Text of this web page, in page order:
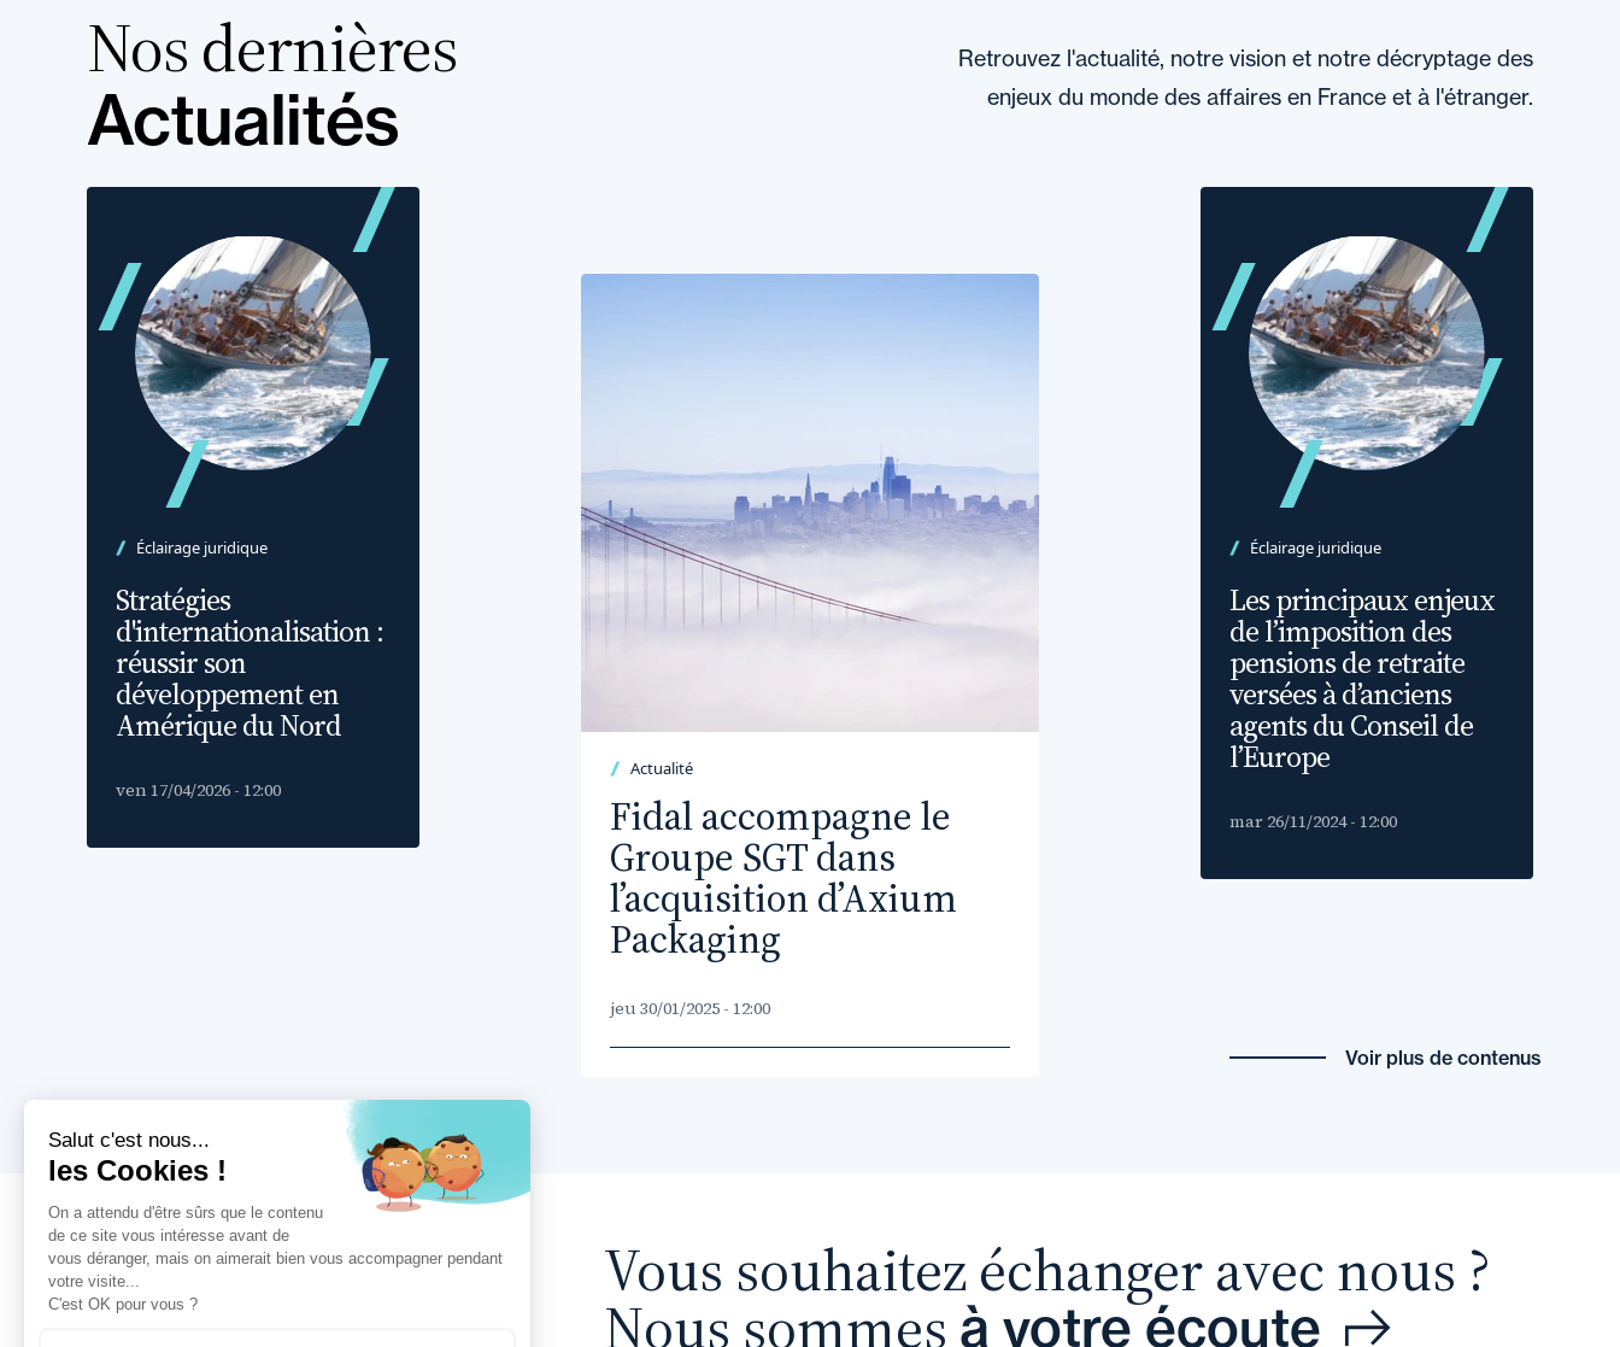
Nos dernières
Actualités
Retrouvez l'actualité, notre vision et notre décryptage des
enjeux du monde des affaires en France et à l'étranger.
Éclairage juridique
Stratégies
d'internationalisation :
réussir son
développement en
Amérique du Nord
ven 17/04/2026 - 12:00
Actualité
Fidal accompagne le
Groupe SGT dans
l’acquisition d’Axium
Packaging
jeu 30/01/2025 - 12:00
Éclairage juridique
Les principaux enjeux
de l’imposition des
pensions de retraite
versées à d’anciens
agents du Conseil de
l’Europe
mar 26/11/2024 - 12:00
Voir plus de contenus
Vous souhaitez échanger avec nous ?
Nous sommes à votre écoute